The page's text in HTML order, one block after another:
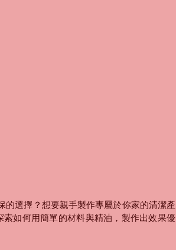
選擇？想要親手製作專屬於你家的清潔產
如何用簡單的材料與精油，製作出效果優